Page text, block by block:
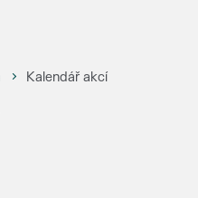
Kalendář akcí